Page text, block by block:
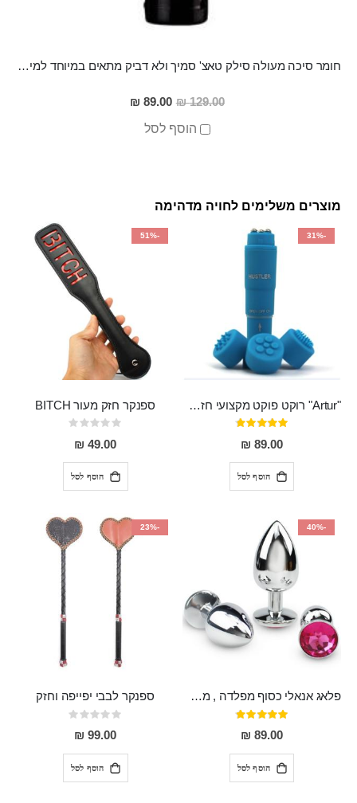
חומר סיכה מעולה סילק טאצ' סמיך ולא דביק מתאים במיוחד למין אנאלי
129.00 ₪
מחיר
מבצע
89.00 ₪
הוסף לסל
מוצרים משלימים לחויה מדהימה
-31%
"Artur" רוקט פוקט מקצועי חזק במיוחד
דירוג:
95%
89.00 ₪
הוסף לסל
-51%
ספנקר חזק מעור BITCH
Rating:
0%
49.00 ₪
הוסף לסל
-40%
פלאג אנאלי כסוף מפלדה , מתאים ללבישה מתחת לבגדים, בגודל 7.3 על 2.8 ס"מ
דירוג:
97%
89.00 ₪
הוסף לסל
-23%
ספנקר לבבי יפייפה וחזק
Rating:
0%
99.00 ₪
הוסף לסל